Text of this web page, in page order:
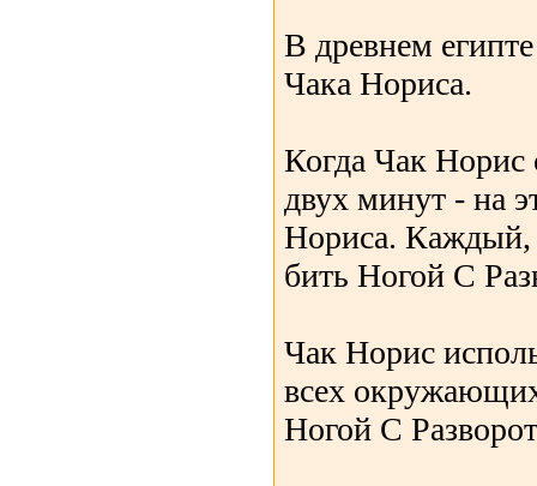
В древнем
Чака Нориса.
Когда Чак Норис
двух минут - на
Нориса. Каждый,
бить Ногой С
Чак Норис
всех
Ногой С